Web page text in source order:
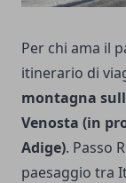
Per chi ama il
itinerario di
montagna
Venosta (in
Adige). Passo
paesaggio tra